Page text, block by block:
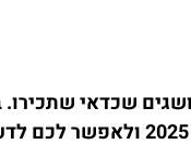
שכדאי שתכירו.
התושבות. יש הרבה אי הבנות בנוגע לתהליך השגת תושבות בקפריסין. כתבה